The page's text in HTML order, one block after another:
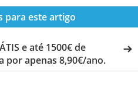
para este artigo
e até 1500€ de
por apenas 8,90€/ano.